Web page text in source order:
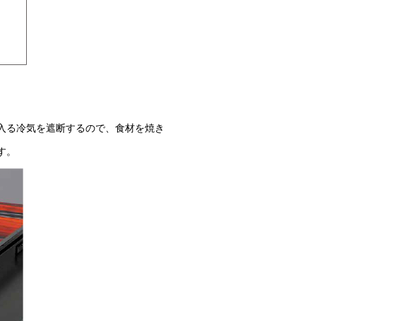
冷気を遮断するので、食材を焼き